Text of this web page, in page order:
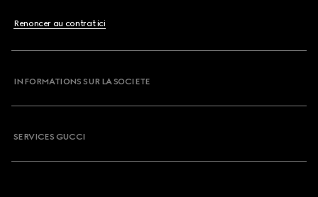
Renoncer au contrat ici
INFORMATIONS SUR LA SOCIETE
SERVICES GUCCI